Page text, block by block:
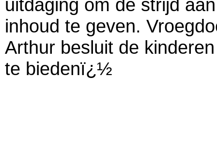
uitdaging om de strijd
inhoud te geven.
Arthur besluit de
te biedenï¿½